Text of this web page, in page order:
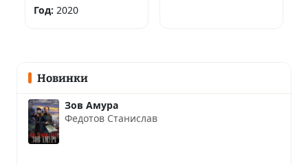
Год: 2020
Новинки
Зов Амура
Федотов Станислав